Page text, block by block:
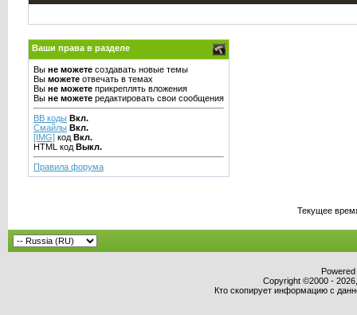
Ваши права в разделе
Вы не можетесоздавать новые темы
Вы можетеотвечать в темах
Вы не можетеприкреплять вложения
Вы не можетередактировать свои сообщения
BB коды Вкл.
Смайлы Вкл.
[IMG]код Вкл.
HTML код Выкл.
Правила форума
Текущее
Copyright ©2000 -
Кто скопирует информацию с